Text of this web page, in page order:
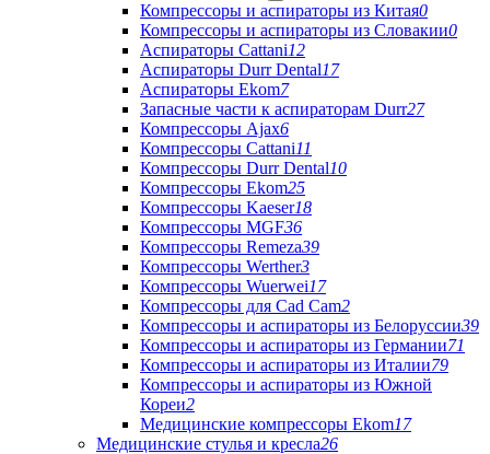
Компрессоры и аспираторы из Китая0
Компрессоры и аспираторы из Словакии0
Аспираторы Cattani12
Аспираторы Durr Dental17
Аспираторы Ekom7
Запасные части к аспираторам Durr27
Компрессоры Ajax6
Компрессоры Cattani11
Компрессоры Durr Dental10
Компрессоры Ekom25
Компрессоры Kaeser18
Компрессоры MGF36
Компрессоры Remeza39
Компрессоры Werther3
Компрессоры Wuerwei17
Компрессоры для Cad Cam2
Компрессоры и аспираторы из Белоруссии39
Компрессоры и аспираторы из Германии71
Компрессоры и аспираторы из Италии79
Компрессоры и аспираторы из Южной
Кореи2
Медицинские компрессоры Ekom17
Медицинские стулья и кресла26